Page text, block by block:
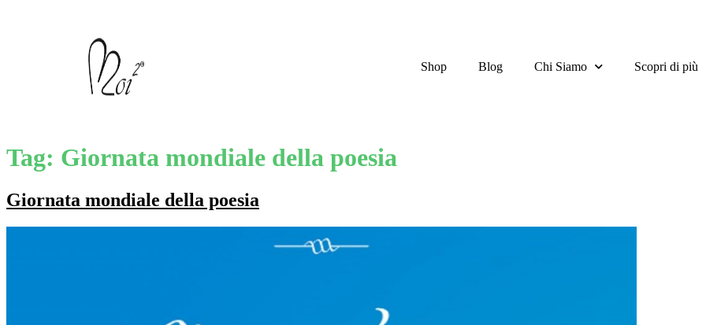
Shop Blog Chi Siamo Scopri di più
Tag: Giornata mondiale della poesia
Giornata mondiale della poesia